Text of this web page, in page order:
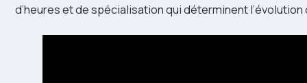
d’heures et de spécialisation qui déterminent l’évolution